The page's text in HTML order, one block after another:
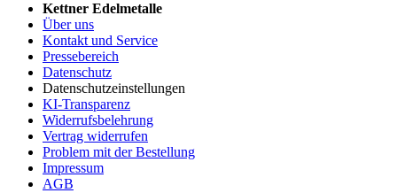
Kettner Edelmetalle
Über uns
Kontakt und Service
Pressebereich
Datenschutz
Datenschutzeinstellungen
KI-Transparenz
Widerrufsbelehrung
Vertrag widerrufen
Problem mit der Bestellung
Impressum
AGB